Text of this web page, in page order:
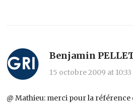
Benjamin
15 octobre 2009 at 10:33
@ Mathieu: merci pour la référence